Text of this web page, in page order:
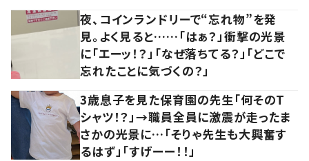
夜、コインランドリーで“忘れ物”を発
見。よく見ると……「はぁ？」衝撃の光景
に「エーッ！？」「なぜ落ちてる？」「どこで
忘れたことに気づくの？」
3歳息子を見た保育園の先生「何そのT
シャツ！？」→職員全員に激震が走ったま
さかの光景に…「そりゃ先生も大興奮す
るはず」「すげーー！！」